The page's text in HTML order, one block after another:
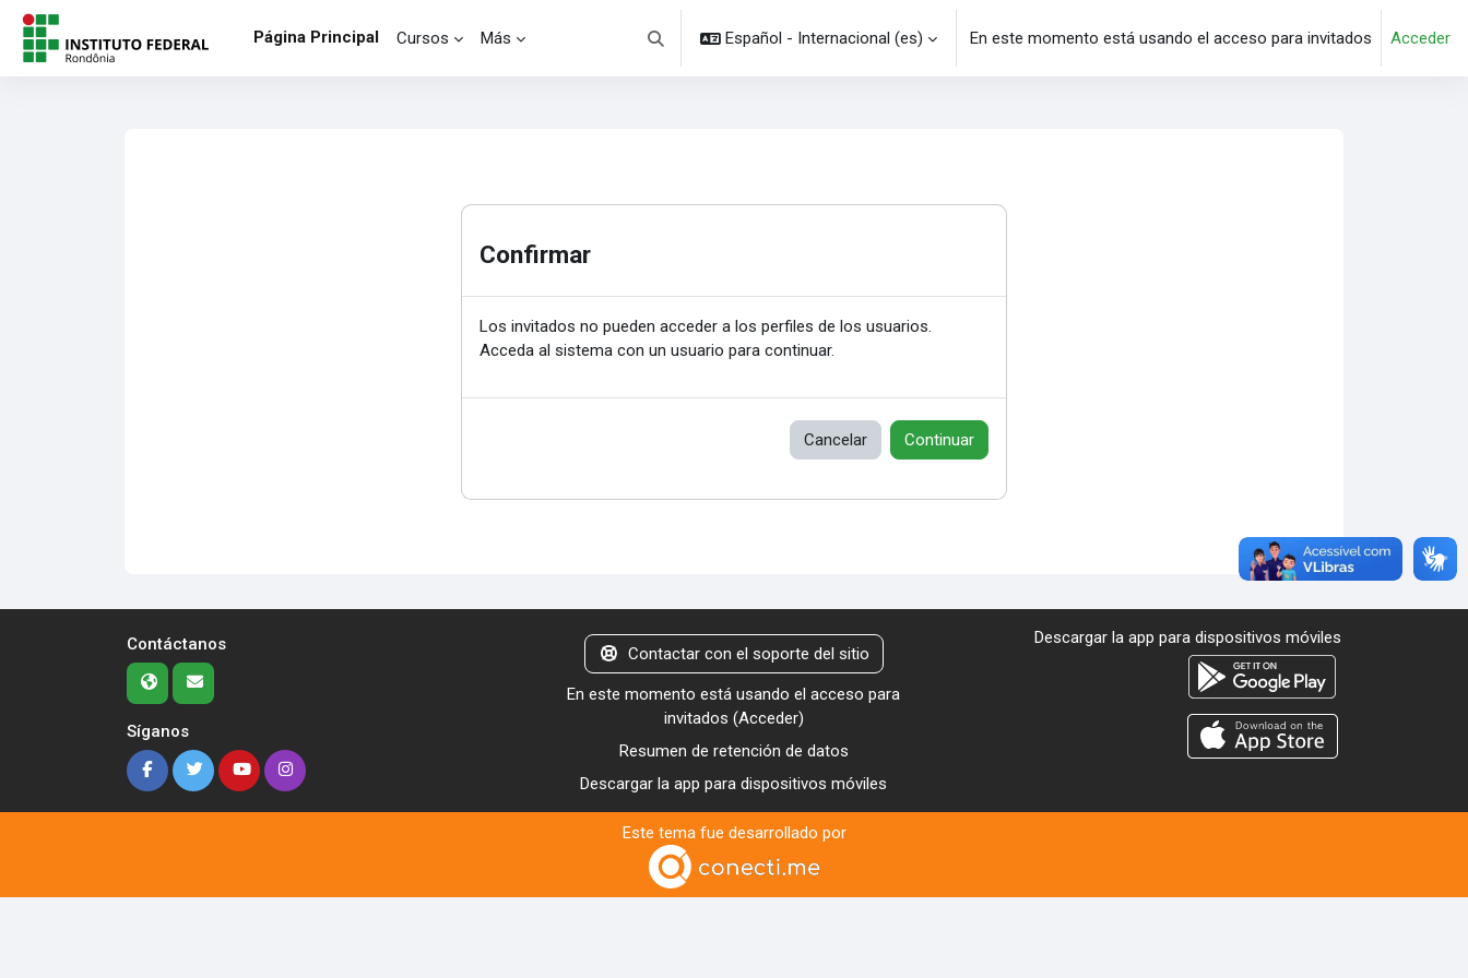
Salta al contenido principal
Página Principal
Cursos Más
Selector de búsqueda de entrada
Español - Internacional ‎(es)‎ En este momento está usando el acceso para invitados Acceder
Confirmar
Los invitados no pueden acceder a los perfiles de los usuarios.
Acceda al sistema con un usuario para continuar.
Cancelar Continuar
Contáctanos
Síganos
Contactar con el soporte del sitio
En este momento está usando el acceso para
invitados (Acceder)
Resumen de retención de datos
Descargar la app para dispositivos móviles
Descargar la app para dispositivos móviles
Este tema fue desarrollado por